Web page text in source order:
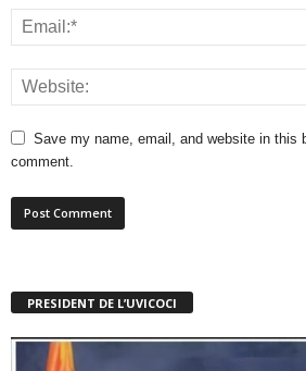
Save my name, email, and website in this
comment.
PRESIDENT DE L’UVICOCI